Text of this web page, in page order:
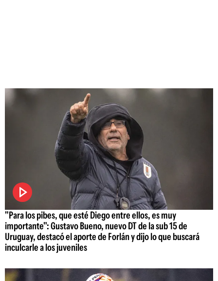
"Para los pibes, que esté Diego entre ellos, es muy
importante": Gustavo Bueno, nuevo DT de la sub 15 de
Uruguay, destacó el aporte de Forlán y dijo lo que buscará
inculcarle a los juveniles